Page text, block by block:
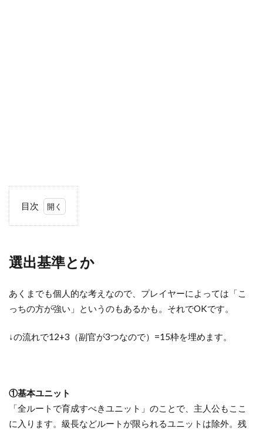
目次
基
と
か
その
2
基
本
選出基準とか
あくまでも個人的な考えなので、プレイヤーによっては「こ
っちの方が強い」というのもあるかも。それでOKです。
↓の流れで12+3（副官が3つなので）=15枠を埋めます。
①基本ユニット
「全ルートで育成すべきユニット」のことで、主人公もここ
に入ります。級長などルートが限られるユニットは除外。残